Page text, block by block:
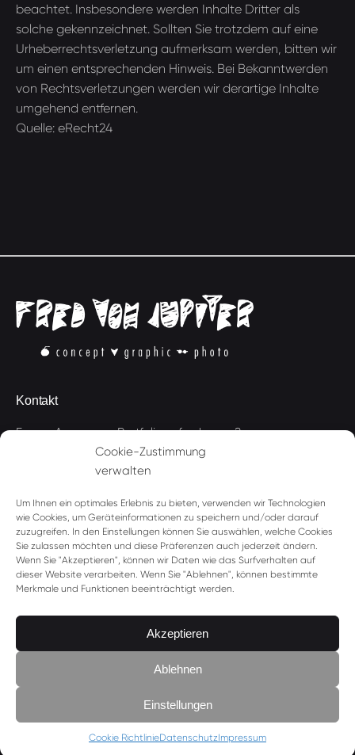
Cookie-Zustimmung
verwalten
Um Ihnen ein optimales Erlebnis zu bieten, verwenden wir Technologien
wie Cookies, um Geräteinformationen zu speichern und/oder darauf
zuzugreifen. In den Einstellungen können Sie auswählen, welche Cookies
Sie zulassen möchten und diese Präferenzen auch jederzeit ändern.
Wenn Sie "Akzeptieren", können wir Daten wie das Surfverhalten auf
dieser Website verarbeiten. Wenn Sie "Ablehnen", können bestimmte
Merkmale und Funktionen beeinträchtigt werden.
Akzeptieren
Ablehnen
Einstellungen
Cookie RichtlinieDatenschutzImpressum
beachtet. Insbesondere werden Inhalte Dritter als
solche gekennzeichnet. Sollten Sie trotzdem auf eine
Urheberrechtsverletzung aufmerksam werden, bitten wir
um einen entsprechenden Hinweis. Bei Bekanntwerden
von Rechtsverletzungen werden wir derartige Inhalte
umgehend entfernen.
Quelle: eRecht24
Kontakt
Frage, Anregung, Portfolioanforderung?
fred@fredvomjupiter.com
+49 172 820 29 26
Rechtliches
Impressum
Datenschutz
Cookie-Richtlinie
© 2025 Fred vom Jupiter | Frederik Stolorz